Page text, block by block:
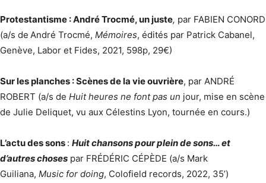
Protestantisme : André Trocmé, un juste, par FABIEN CONORD
(a/s de André Trocmé, Mémoires, édités par Patrick Cabanel,
Genève, Labor et Fides, 2021, 598p, 29€)
Sur les planches : Scènes de la vie ouvrière, par ANDRÉ
ROBERT (a/s de Huit heures ne font pas un jour, mise en scène
de Julie Deliquet, vu aux Célestins Lyon, tournée en cours.)
L’actu des sons : Huit chansons pour plein de sons… et
d’autres choses par FRÉDÉRIC CÉPÈDE (a/s Mark
Guiliana, Music for doing, Colofield records, 2022, 35’)